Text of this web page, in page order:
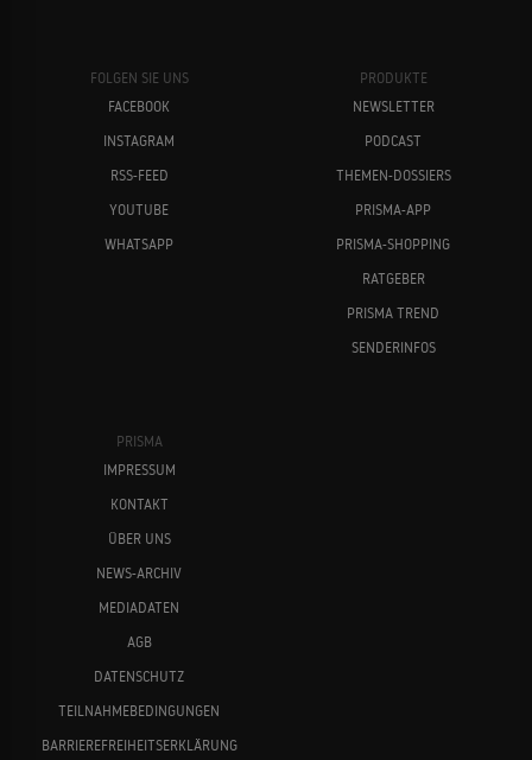
FOLGEN SIE UNS
FACEBOOK
INSTAGRAM
RSS-FEED
YOUTUBE
WHATSAPP
PRODUKTE
NEWSLETTER
PODCAST
THEMEN-DOSSIERS
PRISMA-APP
PRISMA-SHOPPING
RATGEBER
PRISMA TREND
SENDERINFOS
PRISMA
IMPRESSUM
KONTAKT
ÜBER UNS
NEWS-ARCHIV
MEDIADATEN
AGB
DATENSCHUTZ
TEILNAHMEBEDINGUNGEN
BARRIEREFREIHEITSERKLÄRUNG